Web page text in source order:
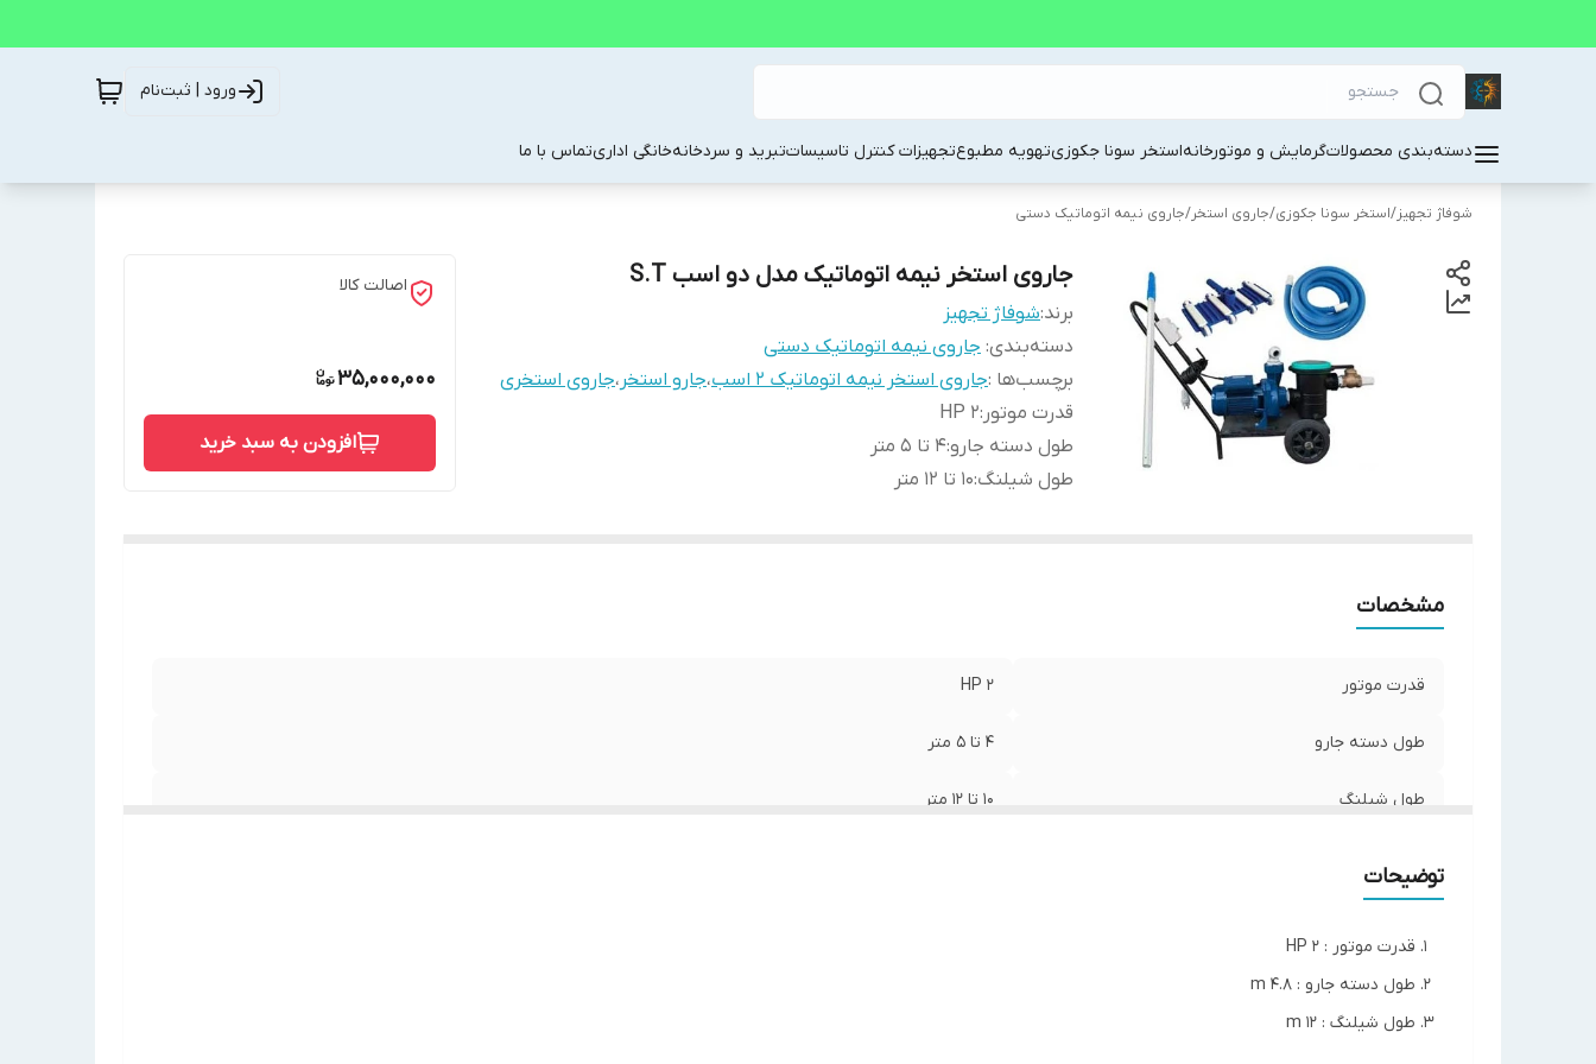
ورود | ثبت‌نام
دسته‌بندی محصولاتگرمایش و موتورخانهاستخر سونا جکوزیتهویه مطبوعتجهیزات کنترل تاسیساتتبرید و سردخانهخانگی اداریتماس با ما
شوفاژ تجهیز/استخر سونا جکوزی/جاروی استخر/جاروی نیمه اتوماتیک دستی
جاروی استخر نیمه اتوماتیک مدل دو اسب S.T
برند:شوفاژ تجهیز
دسته‌بندی: جاروی نیمه اتوماتیک دستی
برچسب‌ها :جاروی استخر نیمه اتوماتیک 2 اسب ،جارو استخر ،جاروی استخری
قدرت موتور :
2 HP
طول دسته جارو:4 تا 5 متر
طول شیلنگ:10 تا 12 متر
اصالت کالا
35,000,000
افزودن به سبد خرید
مشخصات
قدرت موتور 2 HP
طول دسته جارو 4 تا 5 متر
طول شیلنگ 10 تا 12 متر
توضیحات
قدرت موتور : 2 HP
طول دسته جارو : 4.8 m
طول شیلنگ : 12 m